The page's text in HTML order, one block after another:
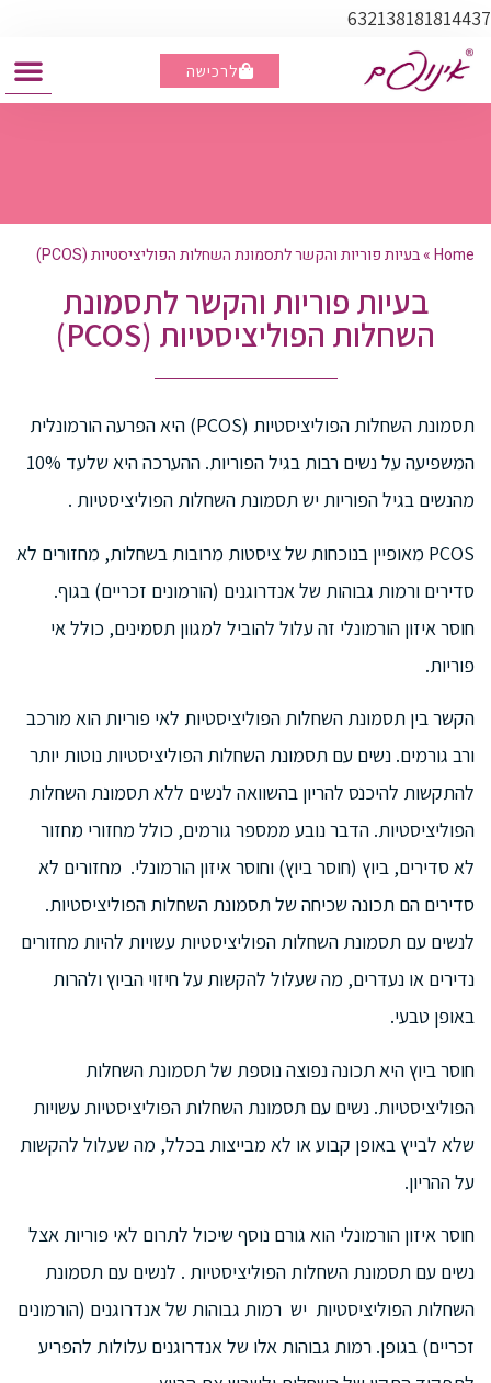
632138181814437
לרכישה
מבצע - ברכישת 3 קופסאות, קופסא נוספת מתנה
Home
»בעיות פוריות והקשר לתסמונת השחלות הפוליציסטיות (PCOS)
בעיות פוריות והקשר לתסמונת
השחלות הפוליציסטיות (PCOS)
תסמונת השחלות הפוליציסטיות (PCOS) היא הפרעה הורמונלית
המשפיעה על נשים רבות בגיל הפוריות. ההערכה היא שלעד 10%
מהנשים בגיל הפוריות יש תסמונת השחלות הפוליציסטיות .
PCOS מאופיין בנוכחות של ציסטות מרובות בשחלות, מחזורים לא
סדירים ורמות גבוהות של אנדרוגנים (הורמונים זכריים) בגוף.
חוסר איזון הורמונלי זה עלול להוביל למגוון תסמינים, כולל אי ​​
פוריות.
הקשר בין תסמונת השחלות הפוליציסטיות לאי פוריות הוא מורכב
ורב גורמים. נשים עם תסמונת השחלות הפוליציסטיות נוטות יותר
להתקשות להיכנס להריון בהשוואה לנשים ללא תסמונת השחלות
הפוליציסטיות. הדבר נובע ממספר גורמים, כולל מחזורי מחזור
לא סדירים, ביוץ (חוסר ביוץ) וחוסר איזון הורמונלי. מחזורים לא
סדירים הם תכונה שכיחה של תסמונת השחלות הפוליציסטיות.
לנשים עם תסמונת השחלות הפוליציסטיות עשויות להיות מחזורים
נדירים או נעדרים, מה שעלול להקשות על חיזוי הביוץ ולהרות
באופן טבעי.
חוסר ביוץ היא תכונה נפוצה נוספת של תסמונת השחלות
הפוליציסטיות. נשים עם תסמונת השחלות הפוליציסטיות עשויות
שלא לבייץ באופן קבוע או לא מבייצות בכלל, מה שעלול להקשות
על ההריון.
חוסר איזון הורמונלי הוא גורם נוסף שיכול לתרום לאי פוריות אצל
נשים עם תסמונת השחלות הפוליציסטיות . לנשים עם תסמונת
השחלות הפוליציסטיות יש רמות גבוהות של אנדרוגנים (הורמונים
זכריים) בגופן. רמות גבוהות אלו של אנדרוגנים עלולות להפריע